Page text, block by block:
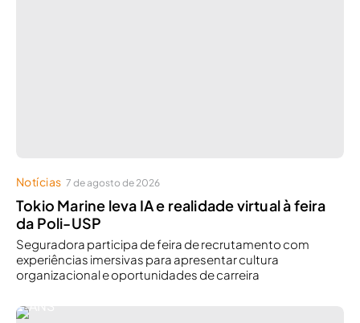
Notícias 7 de agosto de 2026
Tokio Marine leva IA e realidade virtual à feira
da Poli-USP
Seguradora participa de feira de recrutamento com
experiências imersivas para apresentar cultura
organizacional e oportunidades de carreira